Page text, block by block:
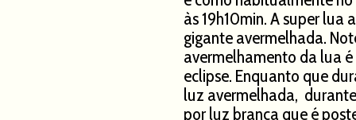
às 19h10min. A super
gigante avermelhada.
avermelhamento da lua
eclipse. Enquanto que
luz avermelhada,
por luz branca que é